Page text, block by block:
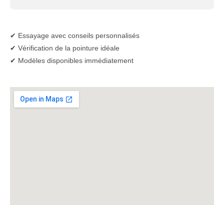
✔ Essayage avec conseils personnalisés
✔ Vérification de la pointure idéale
✔ Modèles disponibles immédiatement